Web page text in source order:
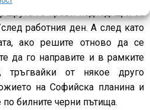
го прави подходящ и за
работния ден. А след като
ако решите отново да се
да го направите и в рамките
тръгвайки от някое друго
на Софийска планина и
билните черни пътища.